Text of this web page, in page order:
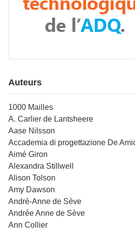
Auteurs
1000 Mailles
A. Carlier de Lantsheere
Aase Nilsson
Accademia di progettazione De
Aimé Giron
Alexandra Stillwell
Alison Tolson
Amy Dawson
André-Anne de Sève
Andrée Anne de Sève
Ann Collier